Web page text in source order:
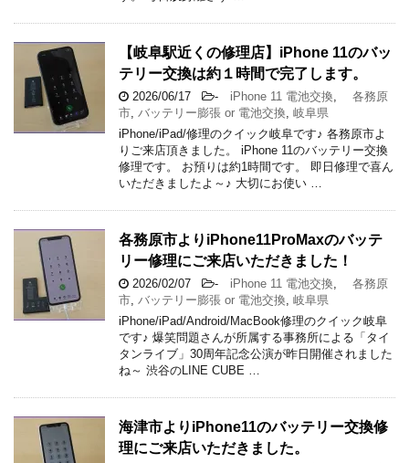
【岐阜駅近くの修理店】iPhone 11のバッ
テリー交換は約１時間で完了します。
2026/06/17 - iPhone 11 電池交換,
各務原
市, バッテリー膨張 or 電池交換, 岐阜県
iPhone/iPad/修理のクイック岐阜です♪ 各務原市よ
りご来店頂きました。 iPhone 11のバッテリー交換
修理です。 お預りは約1時間です。 即日修理で喜ん
いただきましたよ～♪ 大切にお使い …
各務原市よりiPhone11ProMaxのバッテ
リー修理にご来店いただきました！
2026/02/07 - iPhone 11 電池交換,
各務原
市, バッテリー膨張 or 電池交換, 岐阜県
iPhone/iPad/Android/MacBook修理のクイック岐阜
です♪ 爆笑問題さんが所属する事務所による「タイ
タンライブ」30周年記念公演が昨日開催されました
ね～ 渋谷のLINE CUBE …
海津市よりiPhone11のバッテリー交換修
理にご来店いただきました。